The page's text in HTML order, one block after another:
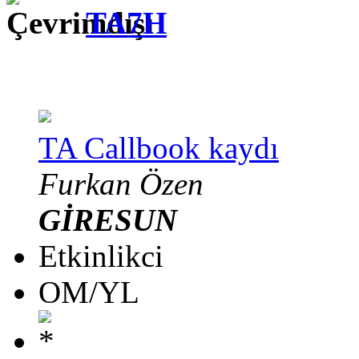
TA7H
TA Callbook kaydı
Furkan Özen
GİRESUN
Etkinlikci
OM/YL